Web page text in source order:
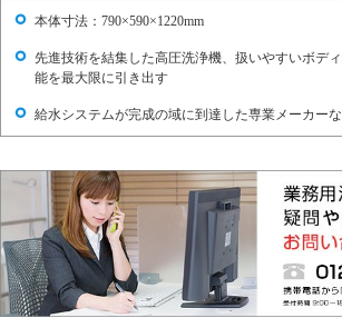
本体寸法：790×590×1220mm
先進技術を結集した高圧洗浄機、扱いやすいボデ
能を最大限に引き出す
給水システムが完成の域に到達した専業メーカー